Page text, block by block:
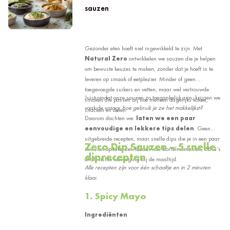
sauzen
Gezonder eten hoeft niet ingewikkeld te zijn. Met
Natural Zero ontwikkelen we sauzen die je helpen
om bewuste keuzes te maken, zonder dat je hoeft in te
leveren op smaak of eetplezier. Minder of geen
toegevoegde suikers en vetten, maar wel vertrouwde
smaken die passen bij hoe mensen dagelijks koken,
snacken en delen.
Juist omdat onze sauzen zo toegankelijk zijn, krijgen we
vaak de vraag:hoe gebruik je ze het makkelijkst?
Daarom dachten we: laten we een paar
eenvoudige en lekkere tips delen. Geen
uitgebreide recepten, maar snelle dips die je in een paar
minuten op tafel zet. Ideaal voor borrelmomenten, BBQ’s
of als lichte toevoeging bij de maaltijd.
Zero Dip Sauzen – 5 snelle
diprecepten
Alle recepten zijn voor één schaaltje en in 2 minuten
klaar.
1. Spicy Mayo
Ingrediënten